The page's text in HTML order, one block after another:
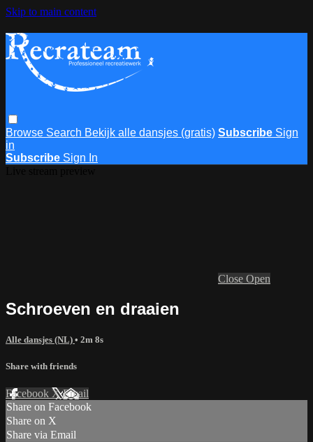
Skip to main content
Browse Search Bekijk alle dansjes (gratis) Subscribe Sign
in
Subscribe Sign In
Close Open
Schroeven en draaien
Alle dansjes (NL) • 2m 8s
Share with friends
Facebook XEmail
Share on Facebook
Share on X
Share via Email